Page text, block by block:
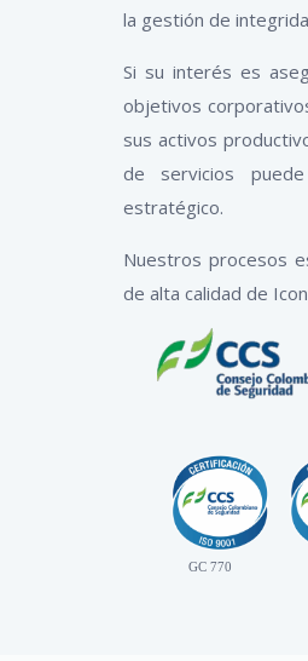
la gestión de
Si su interés es
objetivos
sus activos
de servicios
estratégico.
Nuestros procesos
de alta calidad de
GC 770